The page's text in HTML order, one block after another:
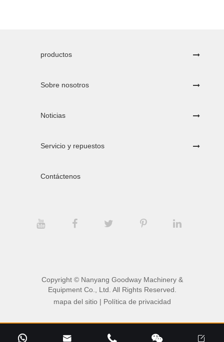
productos
Sobre nosotros
Noticias
Servicio y repuestos
Contáctenos
Copyright © Nanyang Goodway Machinery &
Equipment Co., Ltd. All Rights Reserved.
mapa del sitio| Política de privacidad
    